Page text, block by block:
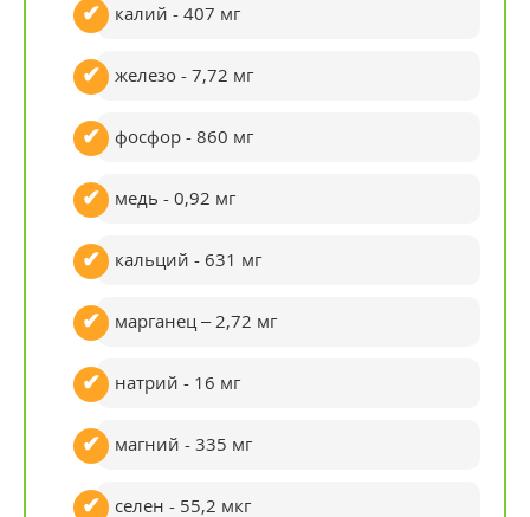
калий - 407 мг
железо - 7,72 мг
фосфор - 860 мг
медь - 0,92 мг
кальций - 631 мг
марганец – 2,72 мг
натрий - 16 мг
магний - 335 мг
селен - 55,2 мкг